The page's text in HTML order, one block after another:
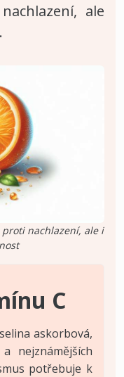
ale
nachlazení, ale i
C
askorbová,
nejznámějších
potřebuje k